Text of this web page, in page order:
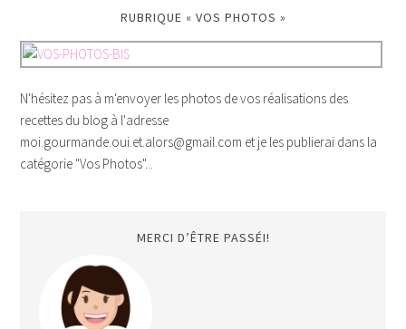
RUBRIQUE « VOS PHOTOS »
N'hésitez pas à m'envoyer les photos de vos réalisations des
recettes du blog à l'adresse
moi.gourmande.oui.et.alors@gmail.com et je les publierai dans la
catégorie "Vos Photos"...
MERCI D’ÊTRE PASSÉI!